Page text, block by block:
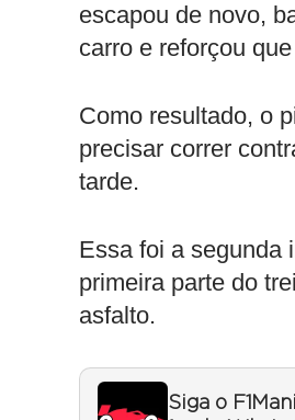
escapou de novo,
carro e reforçou
Como resultado, o
precisar correr
tarde.
Essa foi a segunda
primeira parte do
asfalto.
Siga o